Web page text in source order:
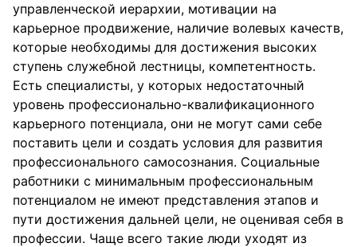
управленческой иерархии, мотивации на
карьерное продвижение, наличие волевых качеств,
которые необходимы для достижения высоких
ступень служебной лестницы, компетентность.
Есть специалисты, у которых недостаточный
уровень профессионально-квалификационного
карьерного потенциала, они не могут сами себе
поставить цели и создать условия для развития
профессионального самосознания. Социальные
работники с минимальным профессиональным
потенциалом не имеют представления этапов и
пути достижения дальней цели, не оценивая себя в
профессии. Чаще всего такие люди уходят из